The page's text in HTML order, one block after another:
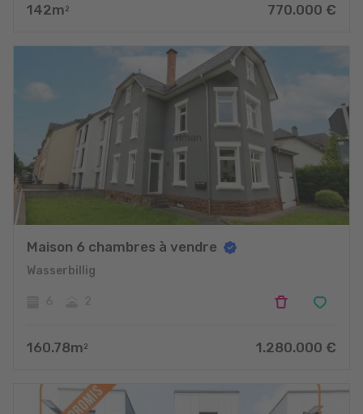
142m 2 770.000 €
Maison 6 chambres à vendre
Wasserbillig
160.78m 2 1.280.000 €